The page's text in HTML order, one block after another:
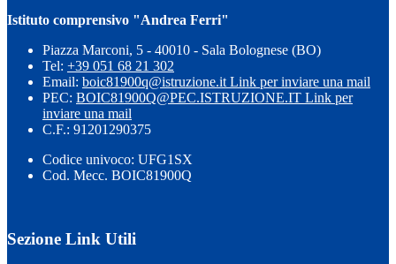
Istituto comprensivo "Andrea Ferri"
Piazza Marconi, 5 - 40010 - Sala Bolognese (BO)
Tel: +39 051 68 21 302
Email: boic81900q@istruzione.it Link per inviare una mail
PEC: BOIC81900Q@PEC.ISTRUZIONE.IT Link per
inviare una mail
C.F.: 91201290375
Codice univoco: UFG1SX
Cod. Mecc. BOIC81900Q
Sezione Link Utili